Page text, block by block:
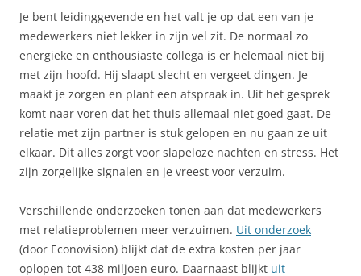
Je bent leidinggevende en het valt je op dat een van je
medewerkers niet lekker in zijn vel zit. De normaal zo
energieke en enthousiaste collega is er helemaal niet bij
met zijn hoofd. Hij slaapt slecht en vergeet dingen. Je
maakt je zorgen en plant een afspraak in. Uit het gesprek
komt naar voren dat het thuis allemaal niet goed gaat. De
relatie met zijn partner is stuk gelopen en nu gaan ze uit
elkaar. Dit alles zorgt voor slapeloze nachten en stress. Het
zijn zorgelijke signalen en je vreest voor verzuim.
Verschillende onderzoeken tonen aan dat medewerkers
met relatieproblemen meer verzuimen. Uit onderzoek
(door Econovision) blijkt dat de extra kosten per jaar
oplopen tot 438 miljoen euro. Daarnaast blijkt uit